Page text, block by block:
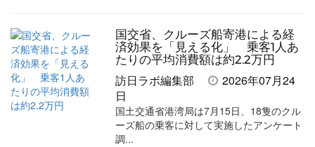
国交省、クルーズ船寄港による経
済効果を「見える化」 乗客1人あ
たりの平均消費額は約2.2万円
訪日ラボ編集部
2026年07月24
日
国土交通省港湾局は7月15日、18隻のクル
ーズ船の乗客に対して実施したアンケート
調...